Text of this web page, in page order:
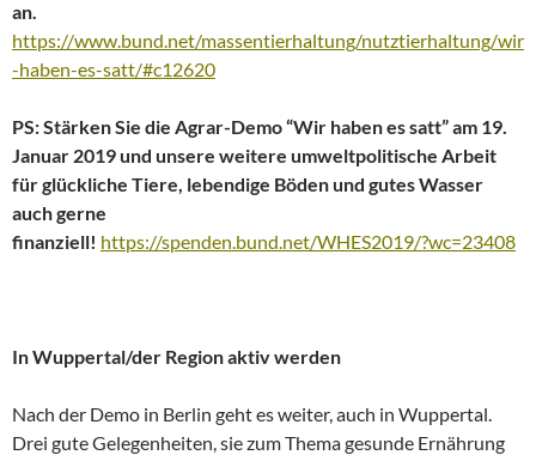
an.
https://www.bund.net/massentierhaltung/nutztierhaltung/wir
-haben-es-satt/#c12620
PS: Stärken Sie die Agrar-Demo “Wir haben es satt” am 19.
Januar 2019 und unsere weitere umweltpolitische Arbeit
für glückliche Tiere, lebendige Böden und gutes Wasser
auch gerne
finanziell! https://spenden.bund.net/WHES2019/?wc=23408
In Wuppertal/der Region aktiv werden
Nach der Demo in Berlin geht es weiter, auch in Wuppertal.
Drei gute Gelegenheiten, sie zum Thema gesunde Ernährung